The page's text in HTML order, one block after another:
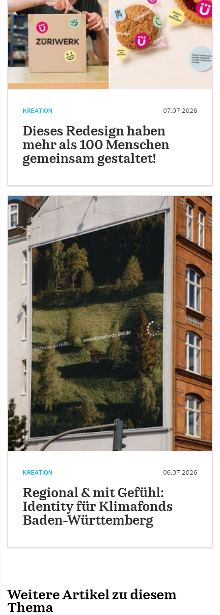
KREATION 07.07.2026
Dieses Redesign haben
mehr als 100 Menschen
gemeinsam gestaltet!
KREATION 06.07.2026
Regional & mit Gefühl:
Identity für Klimafonds
Baden-Württemberg
Weitere Artikel zu diesem
Thema